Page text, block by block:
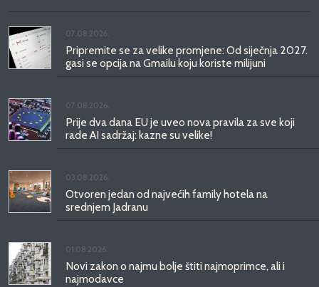
07.08.2026.
Pripremite se za velike promjene: Od siječnja 2027.
gasi se opcija na Gmailu koju koriste milijuni
07.08.2026.
Prije dva dana EU je uveo nova pravila za sve koji
rade AI sadržaj: kazne su velike!
03.08.2026.
Otvoren jedan od najvećih family hotela na
srednjem Jadranu
01.08.2026.
Novi zakon o najmu bolje štiti najmoprimce, ali i
najmodavce